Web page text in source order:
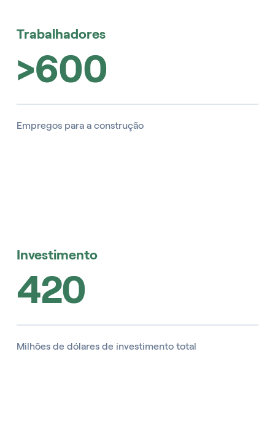
Trabalhadores
>600
Empregos para a construção
Investimento
420
Milhões de dólares de investimento total